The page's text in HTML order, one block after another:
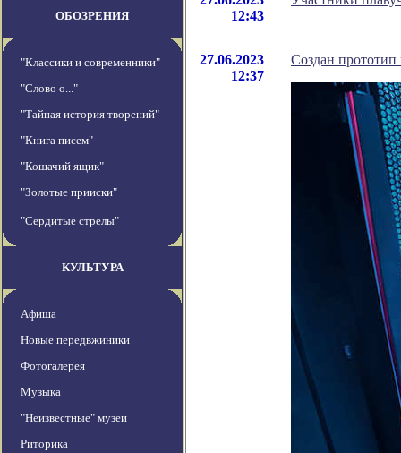
ОБОЗРЕНИЯ
"Классики и современники"
"Слово о..."
"Тайная история творений"
"Книга писем"
"Кошачий ящик"
"Золотые прииски"
"Сердитые стрелы"
КУЛЬТУРА
Афиша
Новые передвжиники
Фотогалерея
Музыка
"Неизвестные" музеи
Риторика
12:43
27.06.2023
12:37
Создан